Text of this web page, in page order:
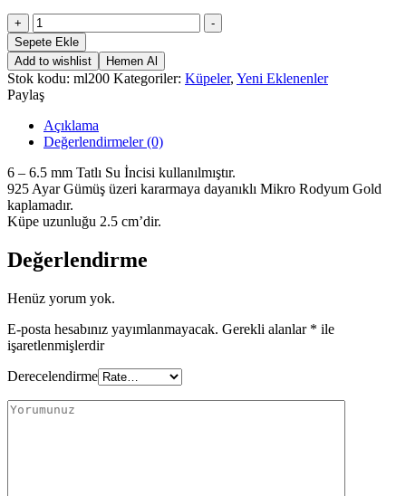
+
EVIL
PEARL
EARRING
adet
-
Sepete Ekle
Add to wishlist
Hemen Al
Stok kodu: ml200 Kategoriler: Küpeler, Yeni Eklenenler
Paylaş
Açıklama
Değerlendirmeler (0)
6 – 6.5 mm Tatlı Su İncisi kullanılmıştır.
925 Ayar Gümüş üzeri kararmaya dayanıklı Mikro Rodyum Gold
kaplamadır.
Küpe uzunluğu 2.5 cm’dir.
Değerlendirme
Henüz yorum yok.
E-posta hesabınız yayımlanmayacak. Gerekli alanlar * ile
işaretlenmişlerdir
Derecelendirme